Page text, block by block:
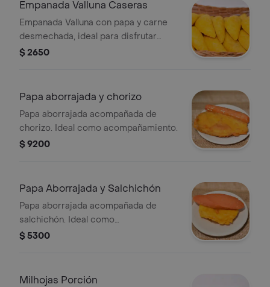
Empanada Valluna Caseras
Empanada Valluna con papa y carne
desmechada, ideal para disfrutar
como entrada.
$ 2650
Papa aborrajada y chorizo
Papa aborrajada acompañada de
chorizo. Ideal como acompañamiento.
$ 9200
Papa Aborrajada y Salchichón
Papa aborrajada acompañada de
salchichón. Ideal como
acompañamiento.
$ 5300
Milhojas Porción